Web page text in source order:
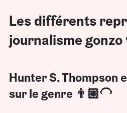
Les différents
journalisme gonzo
Hunter S. Thompson
sur le genre 👨🏼‍🦲